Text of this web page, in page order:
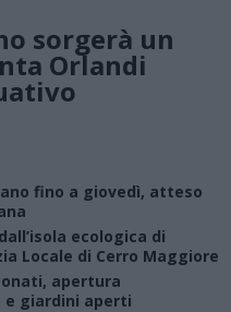
sorgerà un
Orlandi
fino a giovedì, atteso
ecologica di
Locale di Cerro Maggiore
apertura
e giardini aperti